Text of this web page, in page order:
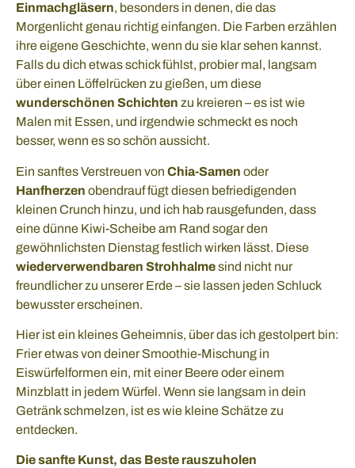
Einmachgläsern, besonders in denen, die das
Morgenlicht genau richtig einfangen. Die Farben erzählen
ihre eigene Geschichte, wenn du sie klar sehen kannst.
Falls du dich etwas schick fühlst, probier mal, langsam
über einen Löffelrücken zu gießen, um diese
wunderschönen Schichten zu kreieren – es ist wie
Malen mit Essen, und irgendwie schmeckt es noch
besser, wenn es so schön aussicht.
Ein sanftes Verstreuen von Chia-Samen oder
Hanfherzen obendrauf fügt diesen befriedigenden
kleinen Crunch hinzu, und ich hab rausgefunden, dass
eine dünne Kiwi-Scheibe am Rand sogar den
gewöhnlichsten Dienstag festlich wirken lässt. Diese
wiederverwendbaren Strohhalmesind nicht nur
freundlicher zu unserer Erde – sie lassen jeden Schluck
bewusster erscheinen.
Hier ist ein kleines Geheimnis, über das ich gestolpert bin:
Frier etwas von deiner Smoothie-Mischung in
Eiswürfelformen ein, mit einer Beere oder einem
Minzblatt in jedem Würfel. Wenn sie langsam in dein
Getränk schmelzen, ist es wie kleine Schätze zu
entdecken.
Die sanfte Kunst, das Beste rauszuholen